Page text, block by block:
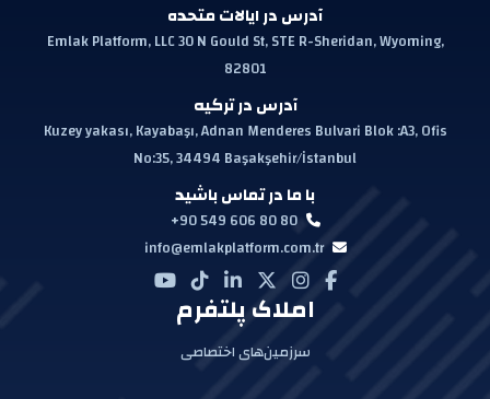
آدرس در ایالات متحده
Emlak Platform, LLC 30 N Gould St, STE R-Sheridan, Wyoming,
82801
آدرس در ترکیه
Kuzey yakası, Kayabaşı, Adnan Menderes Bulvari Blok :A3, Ofis
No:35, 34494 Başakşehir/İstanbul
با ما در تماس باشید
+90 549 606 80 80
info@emlakplatform.com.tr
املاک پلتفرم
سرزمین‌های اختصاصی